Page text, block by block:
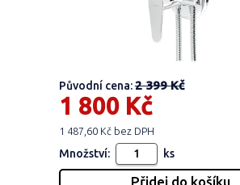
Původní cena:2 399 Kč
1 800 Kč
1 487,60 Kč bez DPH
Množství: ks